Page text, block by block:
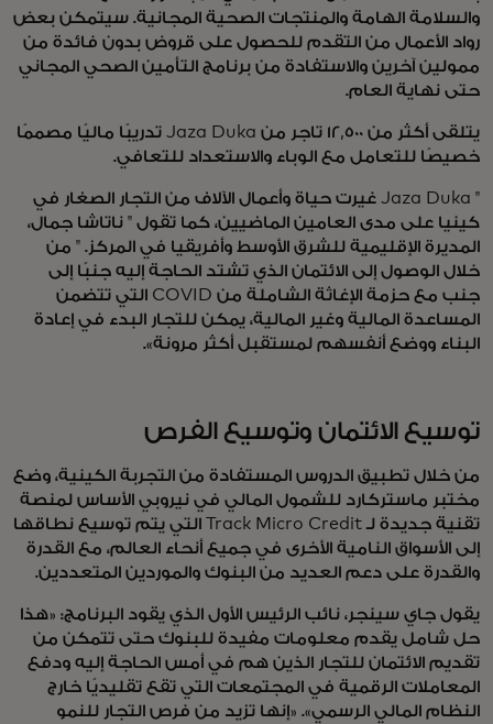
والسلامة الهامة والمنتجات الصحية المجانية. سيتمكن بعض
رواد الأعمال من التقدم للحصول على قروض بدون فائدة من
ممولين آخرين والاستفادة من برنامج التأمين الصحي المجاني
حتى نهاية العام.
يتلقى أكثر من 12,500 تاجر من Jaza Duka تدريبًا ماليًا مصممًا
خصيصًا للتعامل مع الوباء والاستعداد للتعافي.
" Jaza Duka غيرت حياة وأعمال الآلاف من التجار الصغار في
كينيا على مدى العامين الماضيين، كما تقول " ناتاشا جمال،
المديرة الإقليمية للشرق الأوسط وأفريقيا في المركز. " من
خلال الوصول إلى الائتمان الذي تشتد الحاجة إليه جنبًا إلى
جنب مع حزمة الإغاثة الشاملة من COVID التي تتضمن
المساعدة المالية وغير المالية، يمكن للتجار البدء في إعادة
البناء ووضع أنفسهم لمستقبل أكثر مرونة».
توسيع الائتمان وتوسيع الفرص
من خلال تطبيق الدروس المستفادة من التجربة الكينية، وضع
مختبر ماستركارد للشمول المالي في نيروبي الأساس لمنصة
تقنية جديدة لـ Track Micro Credit التي يتم توسيع نطاقها
إلى الأسواق النامية الأخرى في جميع أنحاء العالم، مع القدرة
والقدرة على دعم العديد من البنوك والموردين المتعددين.
يقول جاي سينجر، نائب الرئيس الأول الذي يقود البرنامج: «هذا
حل شامل يقدم معلومات مفيدة للبنوك حتى تتمكن من
تقديم الائتمان للتجار الذين هم في أمس الحاجة إليه ودفع
المعاملات الرقمية في المجتمعات التي تقع تقليديًا خارج
النظام المالي الرسمي». «إنها تزيد من فرص التجار للنمو